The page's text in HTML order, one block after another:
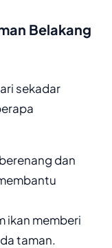
Belakang
sekadar
dan
ikan memberi
taman.